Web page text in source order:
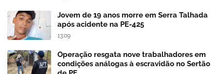
Jovem de 19 anos morre em Serra Talhada
após acidente na PE-425
13:09
Operação resgata nove trabalhadores em
condições análogas à escravidão no Sertão